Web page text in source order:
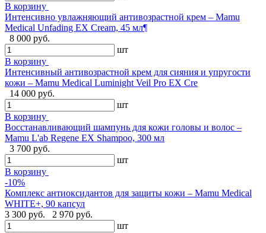
В корзину
Интенсивно увлажняющий антивозрастной крем – Mamu
Medical Unfading EX Cream, 45 мл¶
8 000 руб.
шт
В корзину
Интенсивный антивозрастной крем для сияния и упругости
кожи – Mamu Medical Luminight Veil Pro EX Cre
14 000 руб.
шт
В корзину
Восстанавливающий шампунь для кожи головы и волос –
Mamu L'ab Regene EX Shampoo, 300 мл
3 700 руб.
шт
В корзину
-10%
Комплекс антиоксидантов для защиты кожи – Mamu Medical
WHITE+, 90 капсул
3 300 руб.
2 970 руб.
шт